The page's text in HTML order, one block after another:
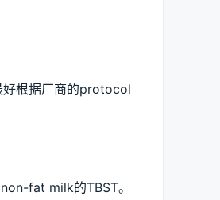
好根据厂商的protocol
fat milk的TBST。